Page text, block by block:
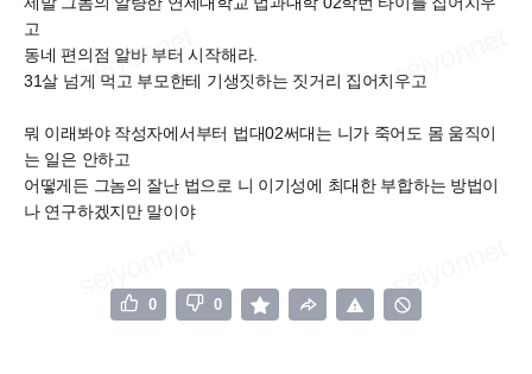
고
동네 편의점 알바 부터 시작해라.
31살 넘게 먹고 부모한테 기생짓하는 짓거리 집어치우고
뭐 이래봐야 작성자에서부터 법대02써대는 니가 죽어도 몸 움직이
는 일은 안하고
어떻게든 그놈의 잘난 법으로 니 이기성에 최대한 부합하는 방법이
나 연구하겠지만 말이야
0 0